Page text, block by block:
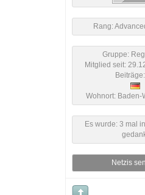
Rang:
Gruppe:
Mitglied seit:
Wohnort: Baden-
Es wurde: 3 mal
Netzis